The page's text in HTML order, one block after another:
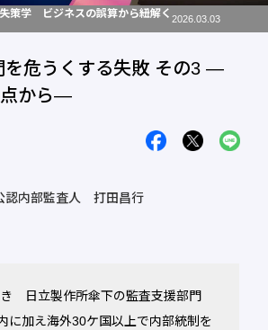
策学 ビジネスの誤算から紐解く 2026.03.03
危うくする失敗 その3 ―
点から―
認内部監査人 打田昌行
日立製作所傘下の監査支援部門
に加え海外30ケ国以上で内部統制を